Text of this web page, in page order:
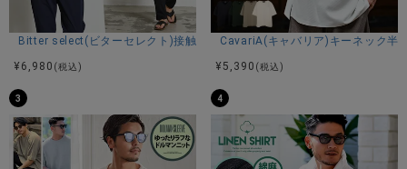
商品説明
BITTER STORE(ビターストア)に ARULE【アルール】バック
■ヴィンテージ感漂う主役Tシャツ
全体に汚し加工を施し、古着のような風合いに仕上げた一
枚。
Bitter select(ビターセレクト)接触冷感スーパーストレッチバンドカラー
¥ 6,980 (税込)
CavariA(キャバリア)キーネック半
¥ 5,390 (税込)
3 4